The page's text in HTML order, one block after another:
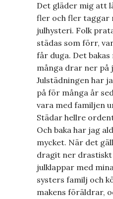
Det gläder mig att
fler och fler taggar
julhysteri. Folk
städas som förr,
får duga. Det
många drar ner på
Julstädningen har
på för många år
vara med familjen
Städar hellre
Och baka har jag
mycket. När det
dragit ner drastiskt
julklappar med
systers familj och
makens föräldrar,